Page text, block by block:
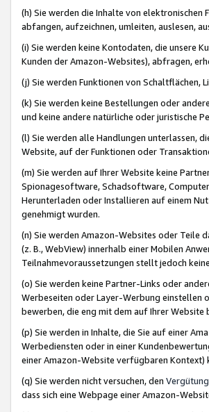
(h) Sie werden die Inhalte von elektronischen
abfangen, aufzeichnen, umleiten, auslesen,
(i) Sie werden keine Kontodaten, die unsere
Kunden der Amazon-Websites), abfragen,
(j) Sie werden Funktionen von Schaltflächen,
(k) Sie werden keine Bestellungen oder
und keine andere natürliche oder juristische
(l) Sie werden alle Handlungen unterlassen,
Website, auf der Funktionen oder
(m) Sie werden auf Ihrer Website keine
Spionagesoftware, Schadsoftware,
Herunterladen oder Installieren auf einem
genehmigt wurden.
(n) Sie werden Amazon-Websites oder Teile
(z. B., WebView) innerhalb einer Mobilen
Teilnahmevoraussetzungen stellt jedoch
(o) Sie werden keine Partner-Links oder
Werbeseiten oder Layer-Werbung einstellen
bewerben, die eng mit dem auf Ihrer Website
(p) Sie werden in Inhalte, die Sie auf einer
Werbediensten oder in einer
einer Amazon-Website verfügbaren Kontext)
(q) Sie werden nicht versuchen, den
dass sich eine Webpage einer Amazon-